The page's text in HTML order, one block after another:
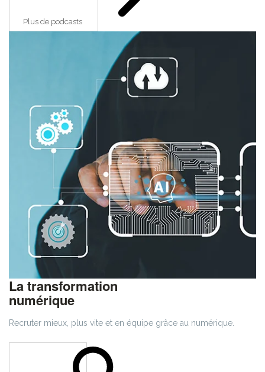
Plus de podcasts
La transformation
numérique
Recruter mieux, plus vite et en équipe grâce au numérique.